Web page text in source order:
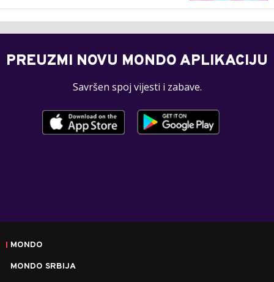
PREUZMI NOVU MONDO APLIKACIJU
Savršen spoj vijesti i zabave.
MONDO
MONDO SRBIJA